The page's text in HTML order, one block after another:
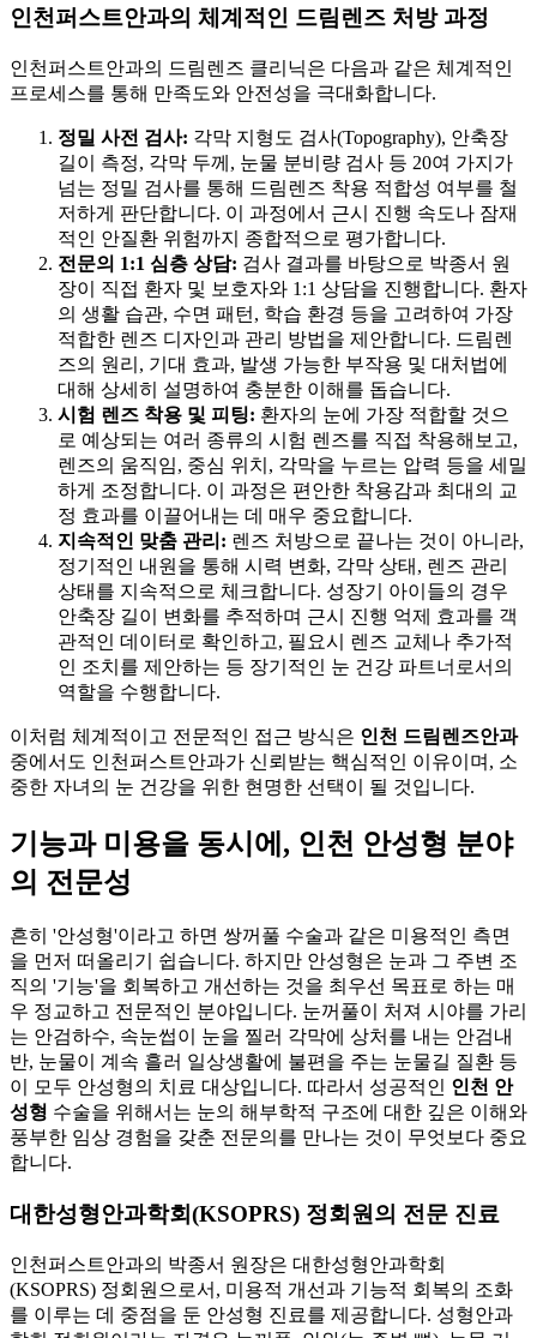
인천퍼스트안과의 체계적인 드림렌즈 처방 과정
인천퍼스트안과의 드림렌즈 클리닉은 다음과 같은 체계적인
프로세스를 통해 만족도와 안전성을 극대화합니다.
정밀 사전 검사: 각막 지형도 검사(Topography), 안축장
길이 측정, 각막 두께, 눈물 분비량 검사 등 20여 가지가
넘는 정밀 검사를 통해 드림렌즈 착용 적합성 여부를 철
저하게 판단합니다. 이 과정에서 근시 진행 속도나 잠재
적인 안질환 위험까지 종합적으로 평가합니다.
전문의 1:1 심층 상담: 검사 결과를 바탕으로 박종서 원
장이 직접 환자 및 보호자와 1:1 상담을 진행합니다. 환자
의 생활 습관, 수면 패턴, 학습 환경 등을 고려하여 가장
적합한 렌즈 디자인과 관리 방법을 제안합니다. 드림렌
즈의 원리, 기대 효과, 발생 가능한 부작용 및 대처법에
대해 상세히 설명하여 충분한 이해를 돕습니다.
시험 렌즈 착용 및 피팅: 환자의 눈에 가장 적합할 것으
로 예상되는 여러 종류의 시험 렌즈를 직접 착용해보고,
렌즈의 움직임, 중심 위치, 각막을 누르는 압력 등을 세밀
하게 조정합니다. 이 과정은 편안한 착용감과 최대의 교
정 효과를 이끌어내는 데 매우 중요합니다.
지속적인 맞춤 관리: 렌즈 처방으로 끝나는 것이 아니라,
정기적인 내원을 통해 시력 변화, 각막 상태, 렌즈 관리
상태를 지속적으로 체크합니다. 성장기 아이들의 경우
안축장 길이 변화를 추적하며 근시 진행 억제 효과를 객
관적인 데이터로 확인하고, 필요시 렌즈 교체나 추가적
인 조치를 제안하는 등 장기적인 눈 건강 파트너로서의
역할을 수행합니다.
이처럼 체계적이고 전문적인 접근 방식은 인천 드림렌즈안과
중에서도 인천퍼스트안과가 신뢰받는 핵심적인 이유이며, 소
중한 자녀의 눈 건강을 위한 현명한 선택이 될 것입니다.
기능과 미용을 동시에, 인천 안성형 분야
의 전문성
흔히 '안성형'이라고 하면 쌍꺼풀 수술과 같은 미용적인 측면
을 먼저 떠올리기 쉽습니다. 하지만 안성형은 눈과 그 주변 조
직의 '기능'을 회복하고 개선하는 것을 최우선 목표로 하는 매
우 정교하고 전문적인 분야입니다. 눈꺼풀이 처져 시야를 가리
는 안검하수, 속눈썹이 눈을 찔러 각막에 상처를 내는 안검내
반, 눈물이 계속 흘러 일상생활에 불편을 주는 눈물길 질환 등
이 모두 안성형의 치료 대상입니다. 따라서 성공적인 인천 안
성형 수술을 위해서는 눈의 해부학적 구조에 대한 깊은 이해와
풍부한 임상 경험을 갖춘 전문의를 만나는 것이 무엇보다 중요
합니다.
대한성형안과학회(KSOPRS) 정회원의 전문 진료
인천퍼스트안과의 박종서 원장은 대한성형안과학회
(KSOPRS) 정회원으로서, 미용적 개선과 기능적 회복의 조화
를 이루는 데 중점을 둔 안성형 진료를 제공합니다. 성형안과